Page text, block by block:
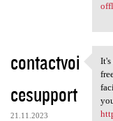
contactvoi
cesupport
21.11.2023
It's
It's